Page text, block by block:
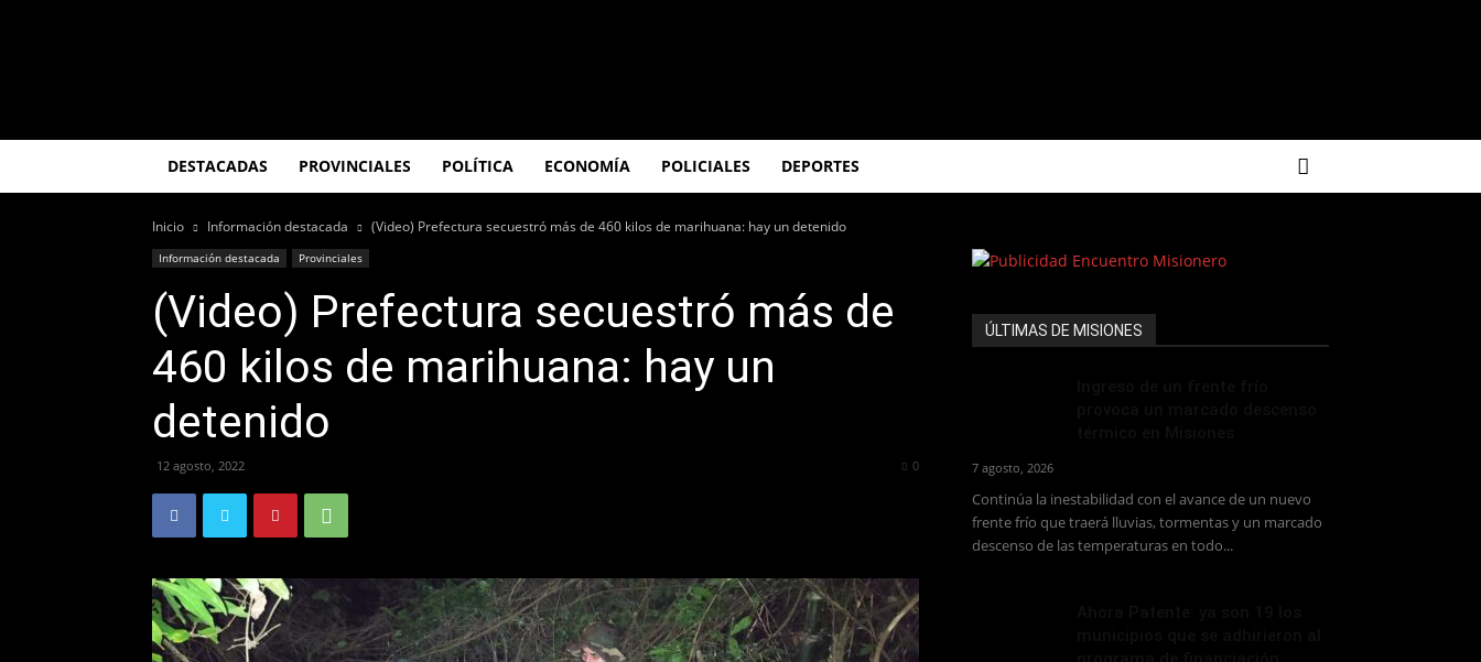
DESTACADAS PROVINCIALES POLÍTICA ECONOMÍA POLICIALES DEPORTES
Inicio Información destacada (Video) Prefectura secuestró más de 460 kilos de marihuana: hay un detenido
Información destacada Provinciales
(Video) Prefectura secuestró más de
460 kilos de marihuana: hay un
detenido
12 agosto, 2022 0
ÚLTIMAS DE MISIONES
7 agosto, 2026
Continúa la inestabilidad con el avance de un nuevo
frente frío que traerá lluvias, tormentas y un marcado
descenso de las temperaturas en todo...